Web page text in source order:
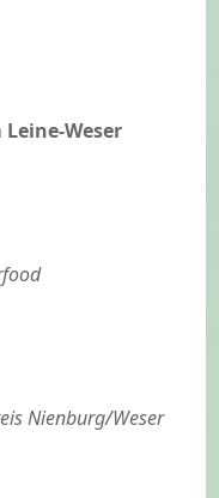
Weser
Nienburg/Weser